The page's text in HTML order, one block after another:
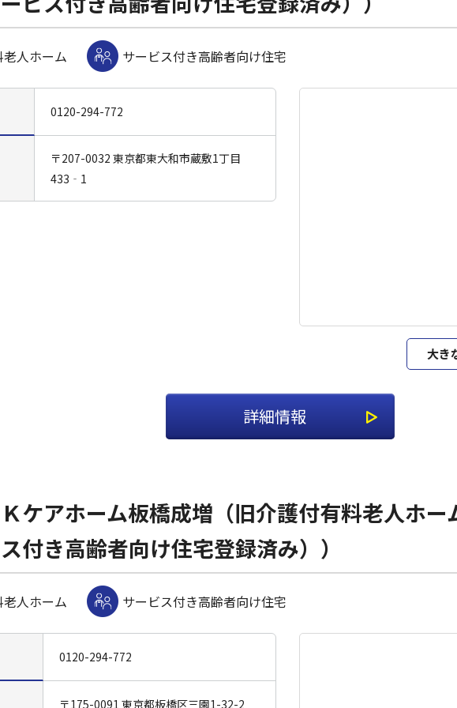
人ホーム サービス付き高齢者向け住宅
0120-294-772
〒207-0032 東京都東大和市蔵敷1丁目
433‐1
大き
詳細情報
ケアホーム板橋成増（旧介護付有料老人ホ
ス付き高齢者向け住宅登録済み））
人ホーム サービス付き高齢者向け住宅
0120-294-772
〒175-0091 東京都板橋区三園1-32-2